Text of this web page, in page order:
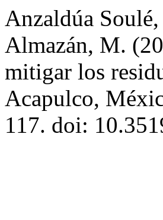
Anzaldúa
Almazán, M.
mitigar los
Acapulco,
117. doi: